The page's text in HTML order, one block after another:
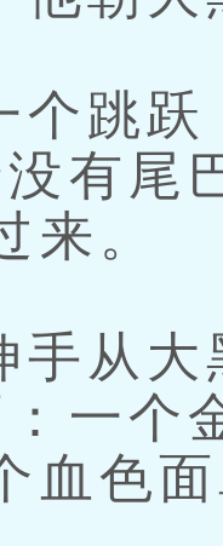
跳跃
有尾
来。
从大
一个
血色